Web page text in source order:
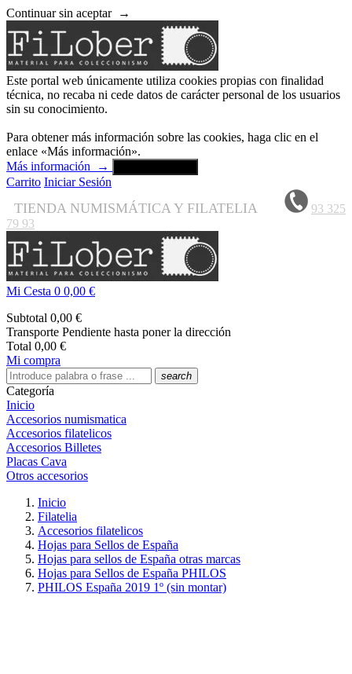
Continuar sin aceptar →
Este portal web únicamente utiliza cookies propias con finalidad
técnica, no recaba ni cede datos de carácter personal de los usuarios
sin su conocimiento.
Para obtener más información sobre las cookies, haga clic en el
enlace «Más información».
Más información
→
Carrito Iniciar Sesión
TIENDA NUMISMÁTICA Y FILATELIA
93 325
79 93
Mi Cesta 0 0,00 €
Subtotal 0,00 €
Transporte Pendiente hasta poner la dirección
Total 0,00 €
Mi compra
search
Categoría
Inicio
Accesorios numismatica
Accesorios filatelicos
Accesorios Billetes
Placas Cava
Otros accesorios
Inicio
Filatelia
Accesorios filatelicos
Hojas para Sellos de España
Hojas para sellos de España otras marcas
Hojas para Sellos de España PHILOS
PHILOS España 2019 1º (sin montar)